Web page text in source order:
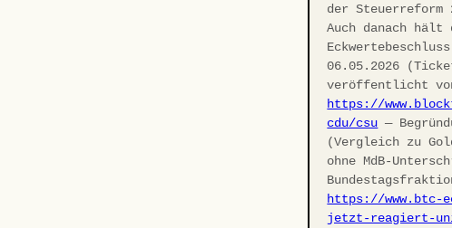
der Steuerreform
Auch danach
06.05.2026
veröffentlicht
https://
cdu/csu —
(Vergleich zu
ohne MdB-
https://www.btc-
jetzt-reagiert-